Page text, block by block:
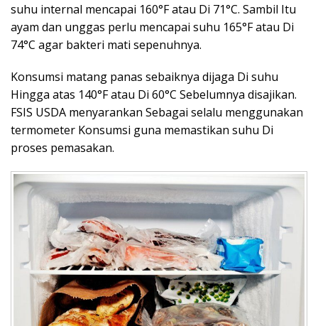
suhu internal mencapai 160°F atau Di 71°C. Sambil Itu
ayam dan unggas perlu mencapai suhu 165°F atau Di
74°C agar bakteri mati sepenuhnya.
Konsumsi matang panas sebaiknya dijaga Di suhu
Hingga atas 140°F atau Di 60°C Sebelumnya disajikan.
FSIS USDA menyarankan Sebagai selalu menggunakan
termometer Konsumsi guna memastikan suhu Di
proses pemasakan.